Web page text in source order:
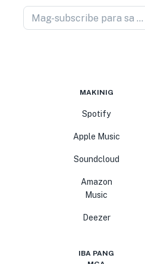
Mag-subscribe para sa newseller
MAKINIG
Spotify
Apple Music
Soundcloud
Amazon
Music
Deezer
IBA PANG